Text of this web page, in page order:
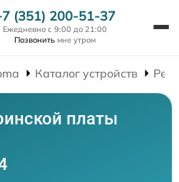
(351) 200-51-37
Ежедневно с 9:00 до 21:00
Позвонить мне утром
Каталог устройств
платы